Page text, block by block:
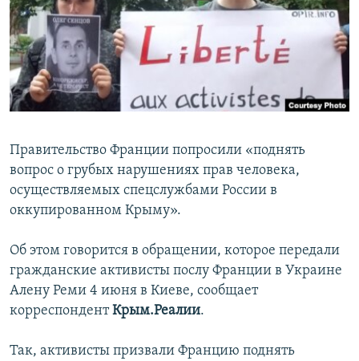
ПОБЕДИТЕЛЕЙ НЕ СУДЯТ?
КРЫМ.НЕПОКОРЕННЫЙ
ELIFBE
УКРАИНСКАЯ ПРОБЛЕМА КРЫМА
ПРИСОЕДИНЯЙТЕСЬ!
Правительство Франции попросили «поднять
вопрос о грубых нарушениях прав человека,
осуществляемых спецслужбами России в
оккупированном Крыму».
Об этом говорится в обращении, которое передали
гражданские активисты послу Франции в Украине
Алену Реми 4 июня в Киеве, сообщает
корреспондентКрым.Реалии.
Так, активисты призвали Францию поднять